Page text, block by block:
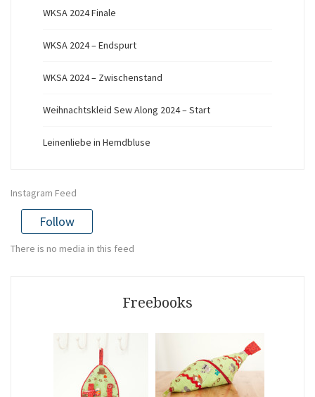
WKSA 2024 Finale
WKSA 2024 – Endspurt
WKSA 2024 – Zwischenstand
Weihnachtskleid Sew Along 2024 – Start
Leinenliebe in Hemdbluse
Instagram Feed
Follow
There is no media in this feed
Freebooks